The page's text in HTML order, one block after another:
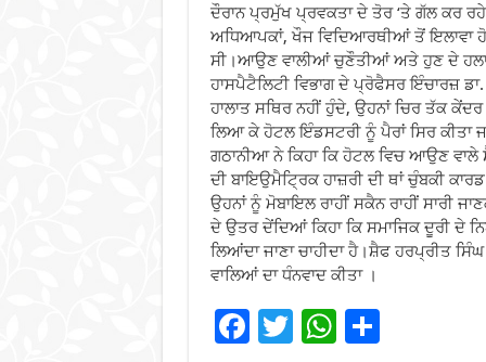
ਦੌਰਾਨ ਪ੍ਰਮੁੱਖ ਪ੍ਰਵਕਤਾ ਦੇ ਤੋਰ ‘ਤੇ ਗੱਲ ਕਰ ਰਹੇ
ਅਧਿਆਪਕਾਂ, ਖੌਜ ਵਿਦਿਆਰਥੀਆਂ ਤੋਂ ਇਲਾਵਾ
ਸੀ।ਆਉਣ ਵਾਲੀਆਂ ਚੁਣੌਤੀਆਂ ਅਤੇ ਹੁਣ ਦੇ
ਹਾਸਪੈਟੈਲਿਟੀ ਵਿਭਾਗ ਦੇ ਪ੍ਰੋਫੈਸਰ ਇੰਚਾਰਜ਼
ਹਾਲਾਤ ਸਥਿਰ ਨਹੀਂ ਹੁੰਦੇ, ਉਹਨਾਂ ਚਿਰ ਤੱਕ
ਲਿਆ ਕੇ ਹੋਟਲ ਇੰਡਸਟਰੀ ਨੂੰ ਪੈਰਾਂ ਸਿਰ ਕੀਤਾ
ਗਠਾਨੀਆ ਨੇ ਕਿਹਾ ਕਿ ਹੋਟਲ ਵਿਚ ਆਉਣ
ਦੀ ਬਾਇਉਮੈਟ੍ਰਿਕ ਹਾਜ਼ਰੀ ਦੀ ਥਾਂ ਚੁੰਬਕੀ
ਉਹਨਾਂ ਨੂੰ ਮੋਬਾਇਲ ਰਾਹੀਂ ਸਕੈਨ ਰਾਹੀਂ ਸਾਰੀ
ਦੇ ਉਤਰ ਦੇਂਦਿਆਂ ਕਿਹਾ ਕਿ ਸਮਾਜਿਕ ਦੂਰੀ ਦੇ
ਲਿਆਂਦਾ ਜਾਣਾ ਚਾਹੀਦਾ ਹੈ।ਸ਼ੈਫ ਹਰਪ੍ਰੀਤ
ਵਾਲਿਆਂ ਦਾ ਧੰਨਵਾਦ ਕੀਤਾ ।
F
T W S